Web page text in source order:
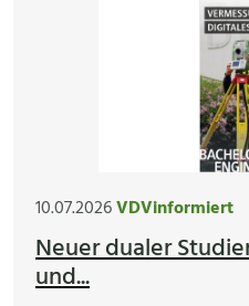
10.07.2026VDVinformiert
Neuer dualer
und...